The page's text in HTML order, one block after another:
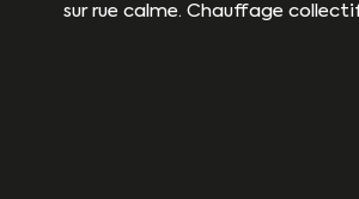
sur rue calme. Chauffage